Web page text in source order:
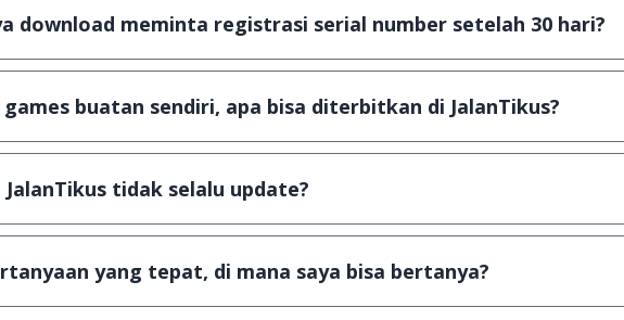
download meminta registrasi serial number setelah 30 hari?
namun ada beberapa aplikasi & games yang dibagikan secara
buatan sendiri, apa bisa diterbitkan di JalanTikus?
keinfo@jalantikus.comdengan menyertakan Nama Aplikasi/
tidak selalu update?
games yang ada di JalanTikus, hingga saat ini kita masih melakukan
yang tepat, di mana saya bisa bertanya?
setiap pertanyaan yang masuk. Kirim pertanyaan kamu ke